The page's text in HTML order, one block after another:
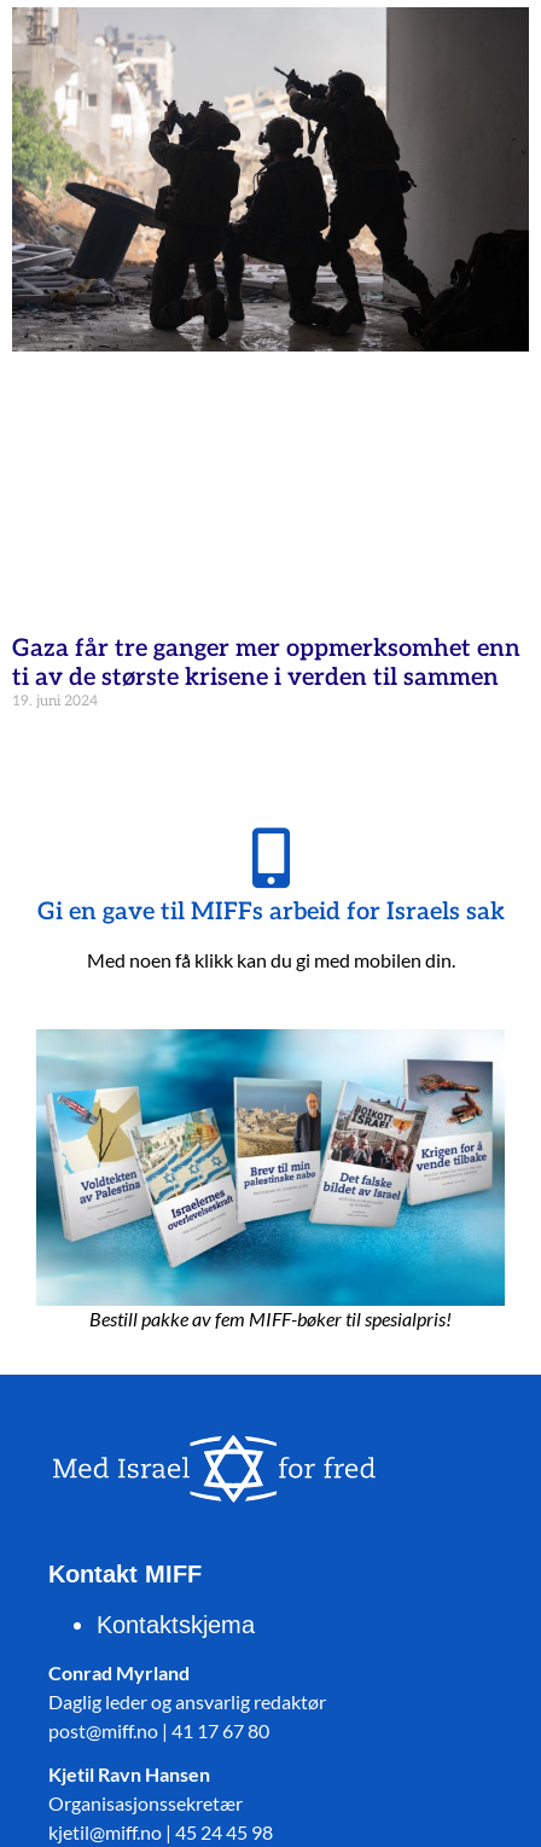
Gaza får tre ganger mer oppmerksomhet enn
ti av de største krisene i verden til sammen
19. juni 2024
Gi en gave til MIFFs arbeid for Israels sak
Med noen få klikk kan du gi med mobilen din.
Bestill pakke av fem MIFF-bøker til spesialpris!
Kontakt MIFF
Kontaktskjema
Conrad Myrland
Daglig leder og ansvarlig redaktør
post@miff.no | 41 17 67 80
Kjetil Ravn Hansen
Organisasjonssekretær
kjetil@miff.no | 45 24 45 98